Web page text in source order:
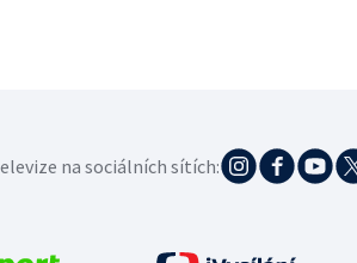
na sociálních sítích: